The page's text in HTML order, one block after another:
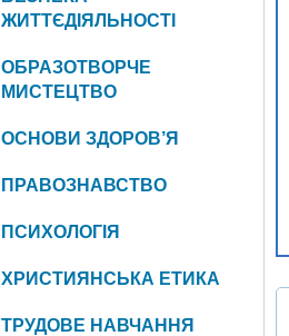
ЖИТТЄДІЯЛЬНОСТІ
ОБРАЗОТВОРЧЕ
МИСТЕЦТВО
ОСНОВИ ЗДОРОВ’Я
ПРАВОЗНАВСТВО
ПСИХОЛОГІЯ
ХРИСТИЯНСЬКА ЕТИКА
ТРУДОВЕ НАВЧАННЯ